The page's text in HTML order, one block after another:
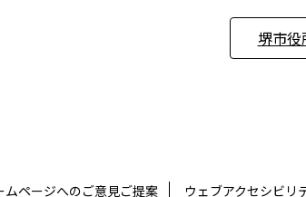
堺市
ムページへのご意見ご提案 ウェブアクセシビリ